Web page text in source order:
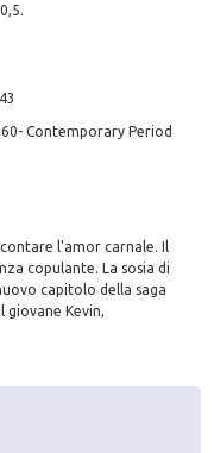
Contemporary Period
l'amor carnale. Il
copulante. La sosia di
capitolo della saga
giovane Kevin,